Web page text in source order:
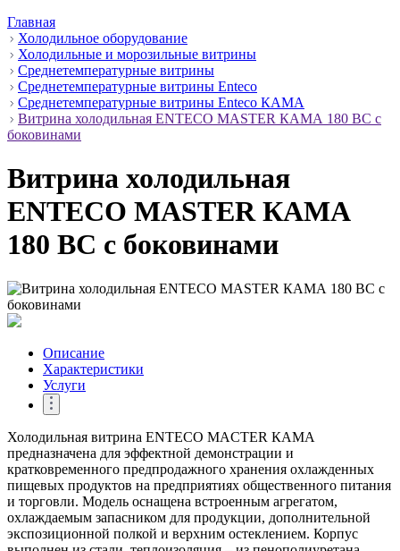
Главная
Холодильное оборудование
Холодильные и морозильные витрины
Среднетемпературные витрины
Среднетемпературные витрины Enteco
Среднетемпературные витрины Enteco КАМА
Витрина холодильная ENTECO MASTER КАМА 180 BC с
боковинами
Витрина холодильная
ENTECO MASTER КАМА
180 BC с боковинами
Описание
Характеристики
Услуги
Холодильная витрина ENTECO MACTER КАМА
предназначена для эффектной демонстрации и
кратковременного предпродажного хранения охлажденных
пищевых продуктов на предприятиях общественного питания
и торговли. Модель оснащена встроенным агрегатом,
охлаждаемым запасником для продукции, дополнительной
экспозиционной полкой и верхним остеклением. Корпус